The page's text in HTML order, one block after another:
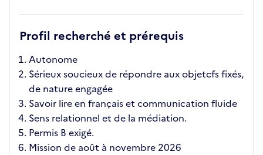
Profil recherché et prérequis
Autonome
Sérieux soucieux de répondre aux objetcfs fixés,
de nature engagée
Savoir lire en français et communication fluide
Sens relationnel et de la médiation.
Permis B exigé.
Mission de août à novembre 2026